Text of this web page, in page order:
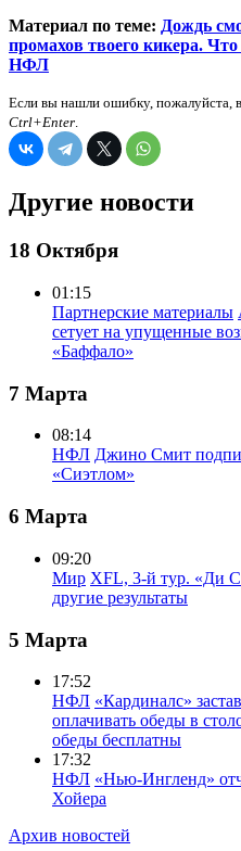
Материал по теме: Дождь
промахов твоего кикера.
НФЛ
Если вы нашли ошибку, пожалуйста,
Ctrl+Enter.
Другие новости
18 Октября
01:15
Партнерские материалы
сетует на упущенные
«Баффало»
7 Марта
08:14
НФЛ Джино Смит
«Сиэтлом»
6 Марта
09:20
Мир XFL, 3-й тур. «Ди
другие результаты
5 Марта
17:52
НФЛ «Кардиналс»
оплачивать обеды в
обеды бесплатны
17:32
НФЛ «Нью-Ингленд»
Хойера
Архив новостей